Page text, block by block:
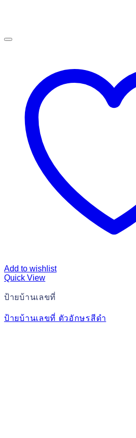
Add to wishlist
Quick View
ป้ายบ้านเลขที่
ป้ายบ้านเลขที่ ตัวอักษรสีดำ